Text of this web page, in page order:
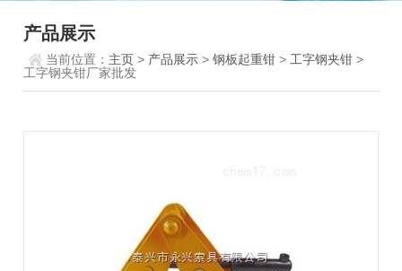
产品展示
当前位置： 主页 > 产品展示 >钢板起重钳 >工字钢夹钳 >
工字钢夹钳厂家批发